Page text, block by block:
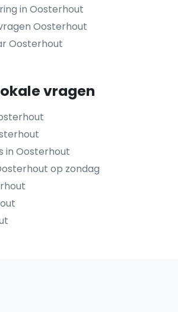
in Oosterhout
Oosterhout
Oosterhout
vragen
in Oosterhout
op zondag